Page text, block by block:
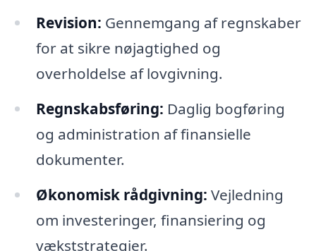
Revision: Gennemgang af regnskaber
for at sikre nøjagtighed og
overholdelse af lovgivning.
Regnskabsføring: Daglig bogføring
og administration af finansielle
dokumenter.
Økonomisk rådgivning: Vejledning
om investeringer, finansiering og
vækststrategier.